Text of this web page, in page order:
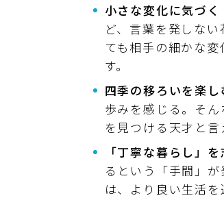
小さな変化に気づく
ど、言葉を発しな
ても相手の細かな
す。
四季の移ろいを楽し
歩みを感じる。そ
を見つける天才と言
「丁寧な暮らし」
るという「手間」
は、より良い生活を